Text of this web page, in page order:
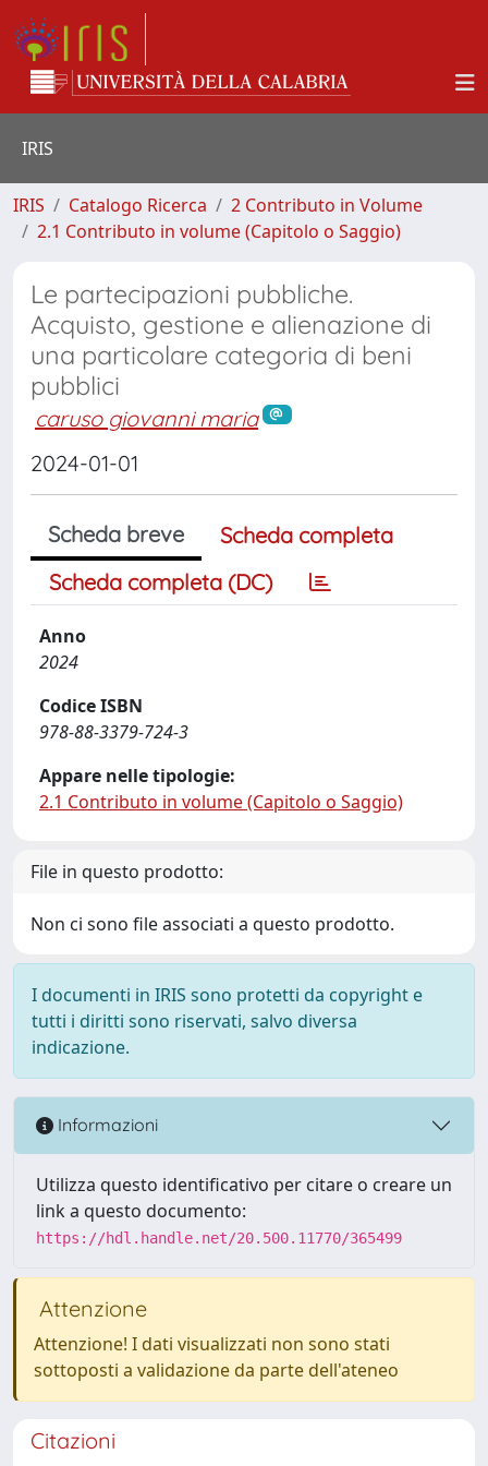
IRIS
IRIS Catalogo Ricerca
2 Contributo in Volume
2.1 Contributo in volume (Capitolo o Saggio)
Le partecipazioni pubbliche.
Acquisto, gestione e alienazione di
una particolare categoria di beni
pubblici
caruso giovanni maria
2024-01-01
Scheda breve
Scheda completa
Scheda completa (DC)
Anno
2024
Codice ISBN
978-88-3379-724-3
Appare nelle tipologie:
2.1 Contributo in volume (Capitolo o Saggio)
File in questo prodotto:
Non ci sono file associati a questo prodotto.
I documenti in IRIS sono protetti da copyright e
tutti i diritti sono riservati, salvo diversa
indicazione.
Informazioni
Utilizza questo identificativo per citare o creare un
link a questo documento:
https://hdl.handle.net/20.500.11770/365499
Attenzione
Attenzione! I dati visualizzati non sono stati
sottoposti a validazione da parte dell'ateneo
Citazioni